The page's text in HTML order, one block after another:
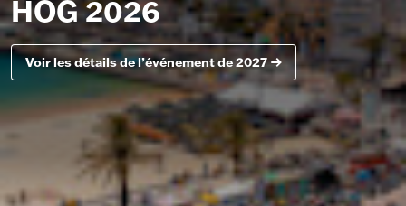
HOG 2026
Voir les détails de l’événement de 2027